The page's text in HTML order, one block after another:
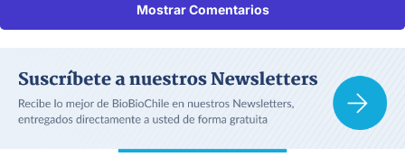
Mostrar Comentarios